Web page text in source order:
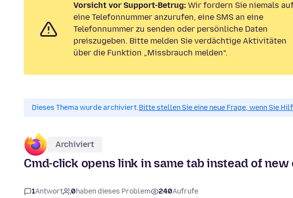
Vorsicht vor Support-Betrug: Wir fordern Sie niemals
eine Telefonnummer anzurufen, eine SMS an eine
Telefonnummer zu senden oder persönliche Daten
preiszugeben. Bitte melden Sie verdächtige Aktivitäten
über die Funktion „Missbrauch melden“.
Dieses Thema wurde archiviert.Bitte stellen Sie eine neue Frage, wenn Sie
Archiviert
Cmd-click opens link in same tab instead of new
1Antwort 0haben dieses Problem 240Aufrufe